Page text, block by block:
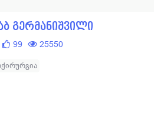
გერმანიშვილი
99 25550